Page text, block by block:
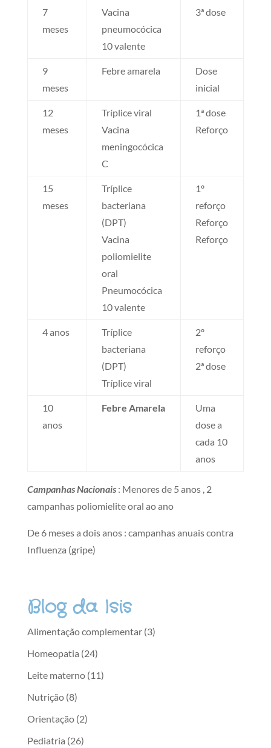
7
meses
Vacina
pneumocócica
10 valente
3ª dose
9
meses
Febre amarela
Dose
inicial
12
meses
Tríplice viral
Vacina
meningocócica
C
1ª dose
Reforço
15
meses
Tríplice
bacteriana
(DPT)
Vacina
poliomielite
oral
Pneumocócica
10 valente
1º
reforço
Reforço
Reforço
4 anos
Tríplice
bacteriana
(DPT)
Tríplice viral
2º
reforço
2ª dose
10
anos
Febre Amarela
Uma
dose a
cada 10
anos
Campanhas Nacionais: Menores de 5 anos , 2
campanhas poliomielite oral ao ano
De 6 meses a dois anos : campanhas anuais contra
Influenza (gripe)
Blog da Isis
Alimentação complementar(3)
Homeopatia (24)
Leite materno(11)
Nutrição(8)
Orientação(2)
Pediatria (26)